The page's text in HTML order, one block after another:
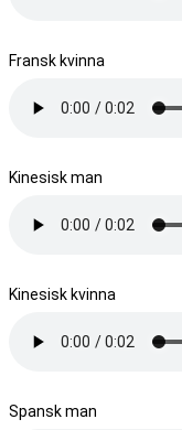
Fransk kvinna
Kinesisk man
Kinesisk kvinna
Spansk man